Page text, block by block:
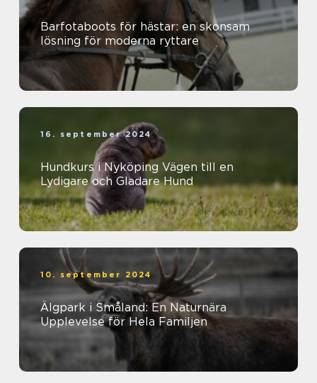
Barfotaboots för hästar: en skonsam
lösning för moderna ryttare
16. september 2024
Hundkurs i Nyköping Vägen till en
Lydigare och Gladare Hund
10. september 2024
Älgpark i Småland: En Naturnära
Upplevelse för Hela Familjen